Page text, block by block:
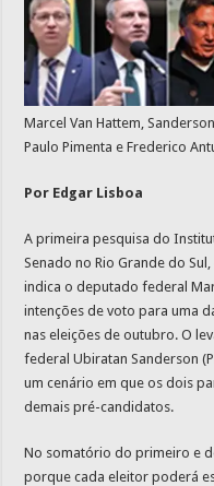
Marcel Van Hattem,
Paulo Pimenta e Frederico
Por Edgar Lisboa
A primeira pesquisa do
Senado no Rio Grande do
indica o deputado federal
intenções de voto para uma
nas eleições de outubro. O
federal Ubiratan Sanderson
um cenário em que os dois
demais pré-candidatos.
No somatório do primeiro e
porque cada eleitor poderá